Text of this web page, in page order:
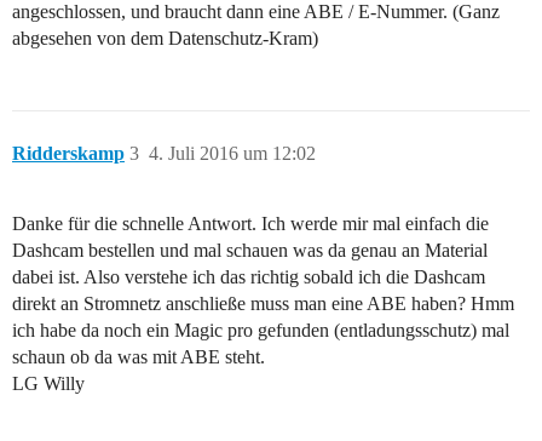
angeschlossen, und braucht dann eine ABE / E-Nummer. (Ganz
abgesehen von dem Datenschutz-Kram)
Ridderskamp 4. Juli 2016 um 12:02
3
Danke für die schnelle Antwort. Ich werde mir mal einfach die
Dashcam bestellen und mal schauen was da genau an Material
dabei ist. Also verstehe ich das richtig sobald ich die Dashcam
direkt an Stromnetz anschließe muss man eine ABE haben? Hmm
ich habe da noch ein Magic pro gefunden (entladungsschutz) mal
schaun ob da was mit ABE steht.
LG Willy